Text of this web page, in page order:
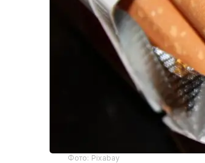
Фото: Pixabay